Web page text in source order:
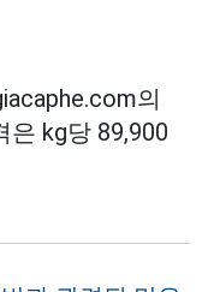
의
은 kg당 89,900